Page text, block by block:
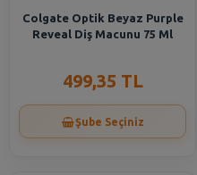
Colgate Optik Beyaz Purple
Reveal Diş Macunu 75 Ml
499,35 TL
Şube Seçiniz